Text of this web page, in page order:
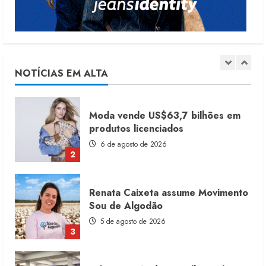
NOTÍCIAS EM ALTA
2
6 de agosto de 2026
3
Renata Caixeta assume Movimento
Sou de Algodão
5 de agosto de 2026
4
Fakini prevê R$345 milhões de
receita em 2026
4 de agosto de 2026